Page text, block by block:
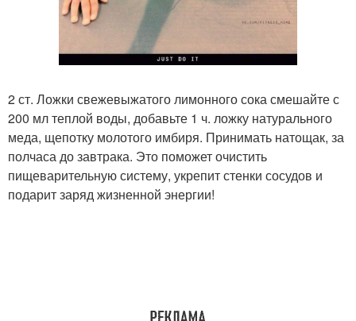
2 ст. Ложки свежевыжатого лимонного сока смешайте с
200 мл теплой воды, добавьте 1 ч. ложку натурального
меда, щепотку молотого имбиря. Принимать натощак, за
полчаса до завтрака. Это поможет очистить
пищеварительную систему, укрепит стенки сосудов и
подарит заряд жизненной энергии!